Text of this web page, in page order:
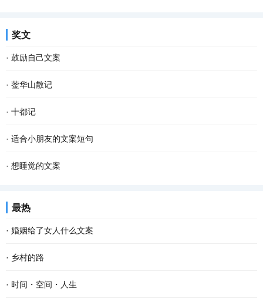
奖文
· 鼓励自己文案
· 蓥华山散记
· 十都记
· 适合小朋友的文案短句
· 想睡觉的文案
最热
· 婚姻给了女人什么文案
· 乡村的路
· 时间・空间・人生